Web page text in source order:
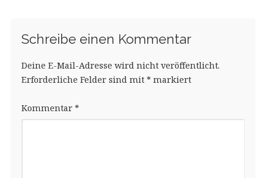
Schreibe einen Kommentar
Deine E-Mail-Adresse wird nicht veröffentlicht.
Erforderliche Felder sind mit *markiert
Kommentar *